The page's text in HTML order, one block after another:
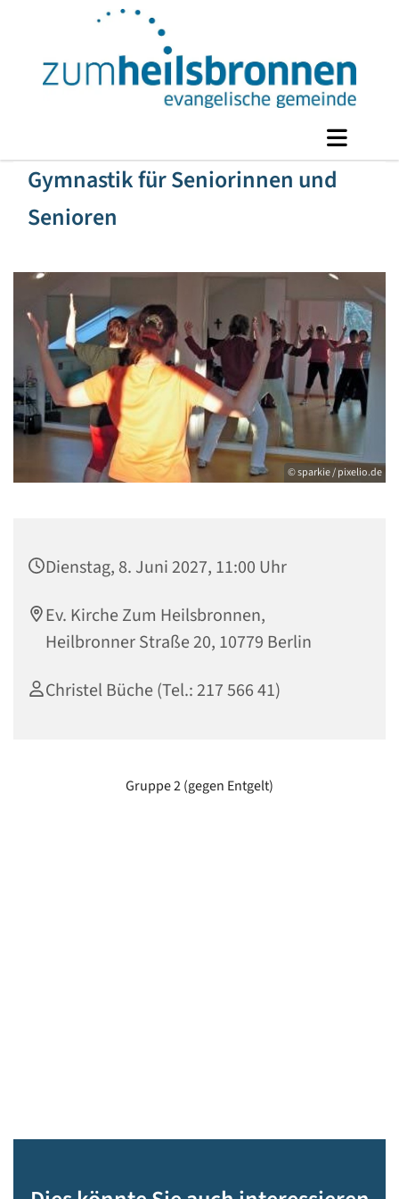
Gymnastik für Seniorinnen und
Senioren
© sparkie / pixelio.de
Dienstag, 8. Juni 2027, 11:00 Uhr
Ev. Kirche Zum Heilsbronnen,
Heilbronner Straße 20, 10779 Berlin
Christel Büche (Tel.: 217 566 41)
Gruppe 2 (gegen Entgelt)